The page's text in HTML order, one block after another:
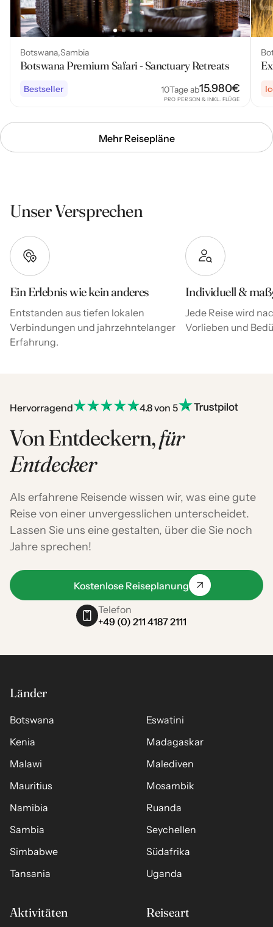
Botswana Sambia
Botswana Premium Safari - Sanctuary Retreats
Bestseller 10Tage ab15.980€
PRO PERSON & INKL. FLÜGE
Mehr Reisepläne
Unser Versprechen
Ein Erlebnis wie kein anderes
Entstanden aus tiefen lokalen
Verbindungen und jahrzehntelanger
Erfahrung.
Individuell &
Jede Reise wird
Vorlieben und
Hervorragend 4.8 von 5
Von Entdeckern,für
Entdecker
Als erfahrene Reisende wissen wir, was eine gute
Reise von einer unvergesslichen unterscheidet.
Lassen Sie uns eine gestalten, über die Sie noch
Jahre sprechen!
Kostenlose Reiseplanung
Telefon
+49 (0) 211 4187 2111
Länder
Botswana
Eswatini
Kenia
Madagaskar
Malawi
Malediven
Mauritius
Mosambik
Namibia
Ruanda
Sambia
Seychellen
Simbabwe
Südafrika
Tansania
Uganda
Aktivitäten Reiseart